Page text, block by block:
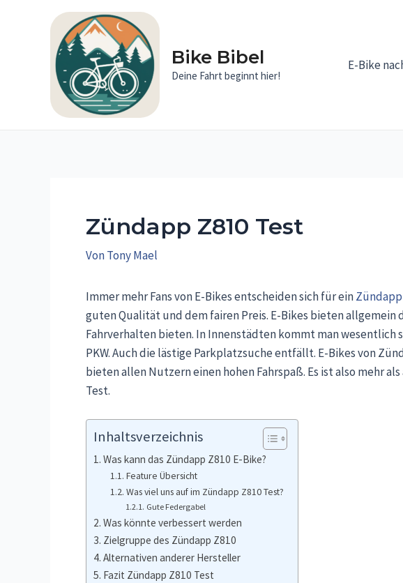
Bike Bibel
Deine Fahrt beginnt hier!
E-Bike
Zündapp Z810 Test
VonTony Mael
Immer mehr Fans von E-Bikes entscheiden sich für einZündapp
guten Qualität und dem fairen Preis. E-Bikes bieten allgemein
Fahrverhalten bieten. In Innenstädten kommt man wesentlich
PKW. Auch die lästige Parkplatzsuche entfällt. E-Bikes von
bieten allen Nutzern einen hohen Fahrspaß. Es ist also mehr
Test.
Inhaltsverzeichnis
Was kann das Zündapp Z810 E-Bike?
Feature Übersicht
Was viel uns auf im Zündapp Z810 Test?
Gute Federgabel
Was könnte verbessert werden
Zielgruppe des Zündapp Z810
Alternativen anderer Hersteller
Fazit Zündapp Z810 Test